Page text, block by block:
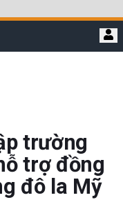
trường
trợ đồng
đô la Mỹ